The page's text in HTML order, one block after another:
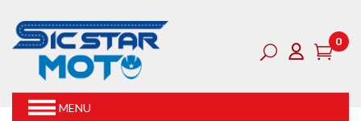
0
MENU